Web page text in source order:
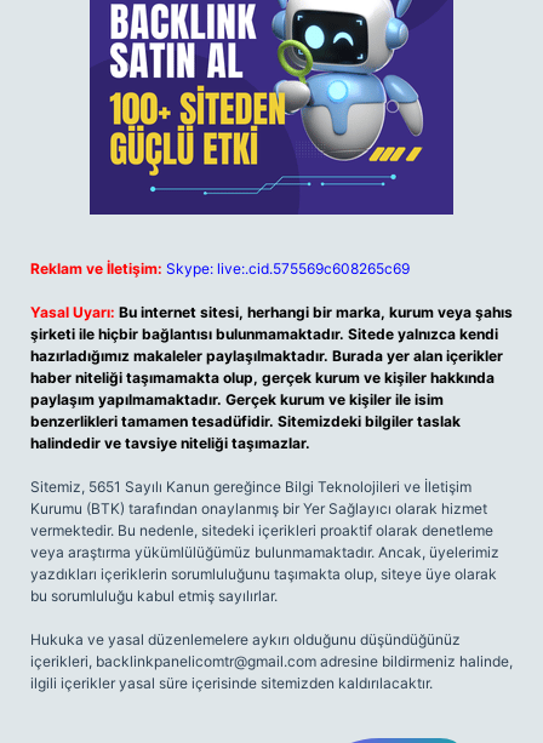
Reklam ve İletişim: Skype: live:.cid.575569c608265c69
Yasal Uyarı: Bu internet sitesi, herhangi bir marka, kurum veya şahıs
şirketi ile hiçbir bağlantısı bulunmamaktadır. Sitede yalnızca kendi
hazırladığımız makaleler paylaşılmaktadır. Burada yer alan içerikler
haber niteliği taşımamakta olup, gerçek kurum ve kişiler hakkında
paylaşım yapılmamaktadır. Gerçek kurum ve kişiler ile isim
benzerlikleri tamamen tesadüfidir. Sitemizdeki bilgiler taslak
halindedir ve tavsiye niteliği taşımazlar.
Sitemiz, 5651 Sayılı Kanun gereğince Bilgi Teknolojileri ve İletişim
Kurumu (BTK) tarafından onaylanmış bir Yer Sağlayıcı olarak hizmet
vermektedir. Bu nedenle, sitedeki içerikleri proaktif olarak denetleme
veya araştırma yükümlülüğümüz bulunmamaktadır. Ancak, üyelerimiz
yazdıkları içeriklerin sorumluluğunu taşımakta olup, siteye üye olarak
bu sorumluluğu kabul etmiş sayılırlar.
Hukuka ve yasal düzenlemelere aykırı olduğunu düşündüğünüz
içerikleri, backlinkpanelicomtr@gmail.com adresine bildirmeniz halinde,
ilgili içerikler yasal süre içerisinde sitemizden kaldırılacaktır.